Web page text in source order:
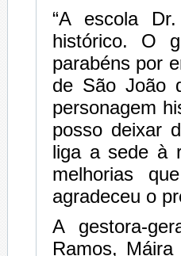
“A escola
histórico. O
parabéns por
de São João
personagem
posso deixar
liga a sede à
melhorias
agradeceu o
A gestora-
Ramos,